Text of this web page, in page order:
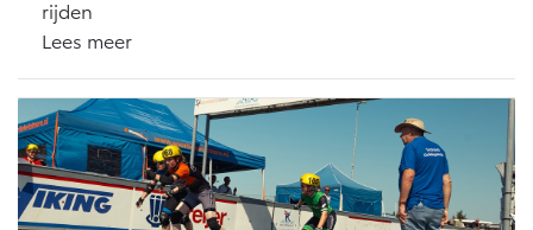
rijden
Lees meer